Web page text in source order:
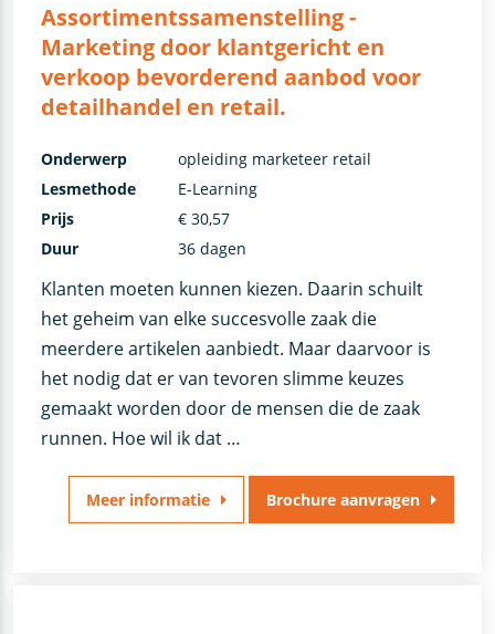
Assortimentssamenstelling -
Marketing door klantgericht en
verkoop bevorderend aanbod voor
detailhandel en retail.
Klanten moeten kunnen kiezen. Daarin schuilt
het geheim van elke succesvolle zaak die
meerdere artikelen aanbiedt. Maar daarvoor is
het nodig dat er van tevoren slimme keuzes
gemaakt worden door de mensen die de zaak
runnen. Hoe wil ik dat …
Onderwerp
opleiding marketeer retail
Lesmethode
E-Learning
Prijs
€ 30,57
Duur
36 dagen
Meer informatie Brochure aanvragen